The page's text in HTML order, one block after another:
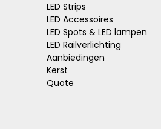
LED Strips
LED Accessoires
LED Spots & LED lampen
LED Railverlichting
Aanbiedingen
Kerst
Quote